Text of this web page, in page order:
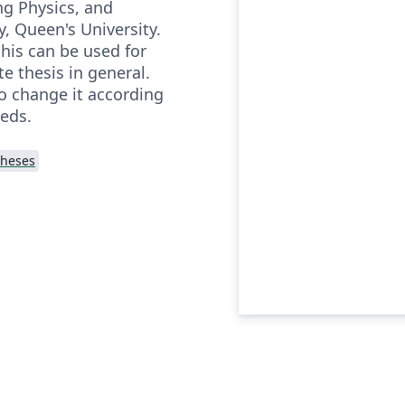
Physics, and
Queen's University.
can be used for
thesis in general.
change it according